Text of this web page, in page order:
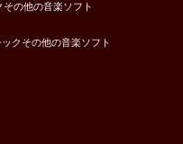
の他の音楽ソフト
クその他の音楽ソフト